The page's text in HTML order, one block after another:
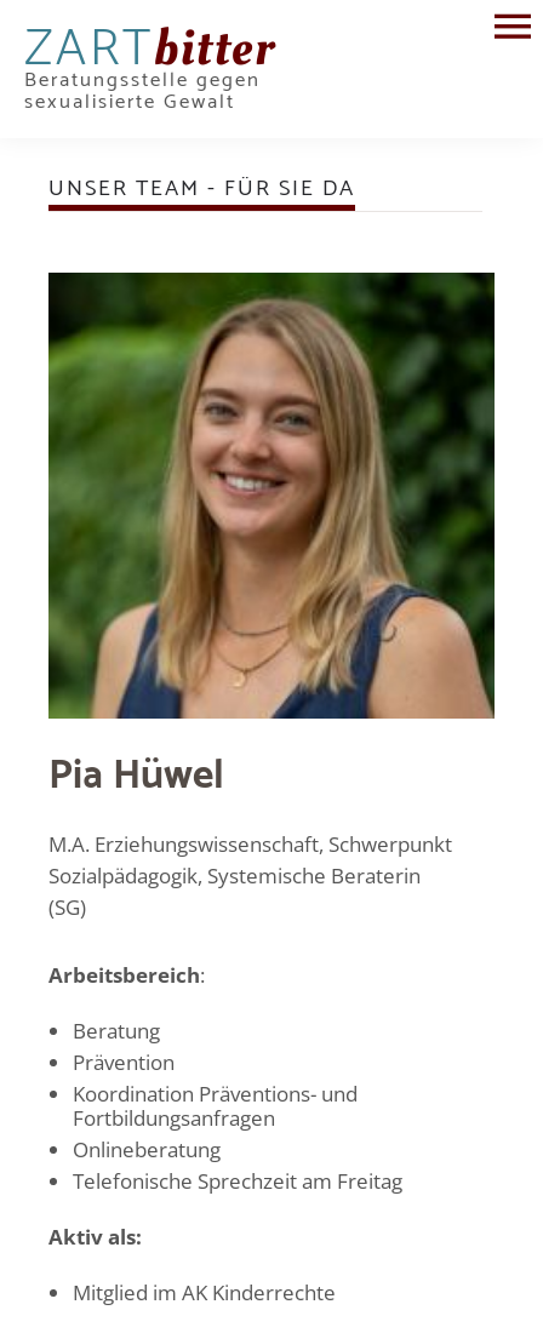
ZARTbitter
Beratungsstelle gegen
sexualisierte Gewalt
UNSER TEAM - FÜR SIE DA
Pia Hüwel
M.A. Erziehungswissenschaft, Schwerpunkt
Sozialpädagogik, Systemische Beraterin
(SG)
Arbeitsbereich:
Beratung
Prävention
Koordination Präventions- und
Fortbildungsanfragen
Onlineberatung
Telefonische Sprechzeit am Freitag
Aktiv als:
Mitglied im AK Kinderrechte